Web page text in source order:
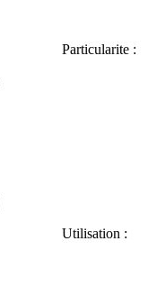
Particularite :
Utilisation :